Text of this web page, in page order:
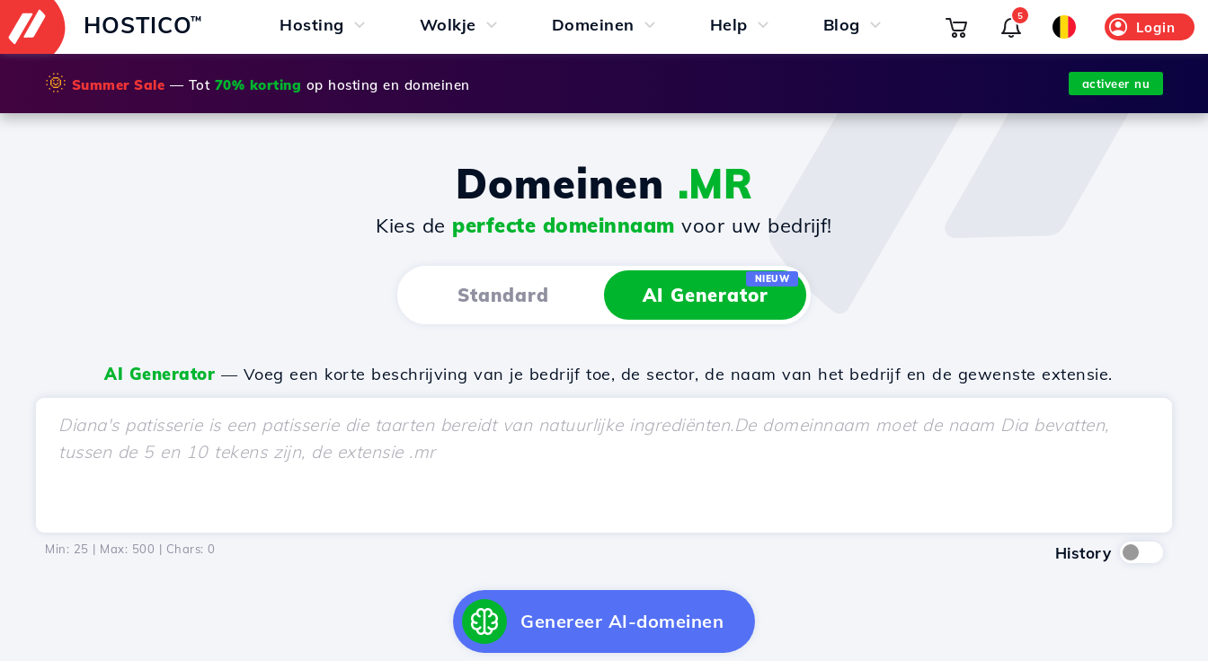
HOSTICO™ Hosting Wolkje Domeinen Help Blog Login
5
🌞 Summer Sale — Tot 70% korting op hosting en domeinen activeer nu
Domeinen .MR
Kies de perfecte domeinnaam voor uw bedrijf!
Standard AI Generator
NIEUW
AI Generator — Voeg een korte beschrijving van je bedrijf toe, de sector, de naam van het bedrijf en de gewenste extensie.
Min: 25 | Max: 500 | Chars: 0 History
Genereer AI-domeinen